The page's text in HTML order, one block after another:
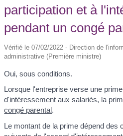
participation et à
pendant un congé
Vérifié le 07/02/2022 - Direction de
administrative (Première ministre)
Oui, sous conditions.
Lorsque l'entreprise verse une
d'intéressement aux salariés, la
congé parental.
Le montant de la prime dépend des